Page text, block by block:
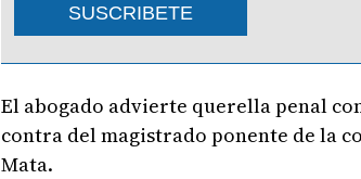
SUSCRIBETE
El abogado advierte querella penal
contra del magistrado ponente de la
Mata.